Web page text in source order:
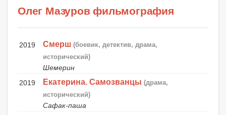
Олег Мазуров фильмография
2019 Смерш (боевик, детектив, драма,
исторический)
Шемерин
2019
Екатерина. Самозванцы (драма,
исторический)
Сафак-паша